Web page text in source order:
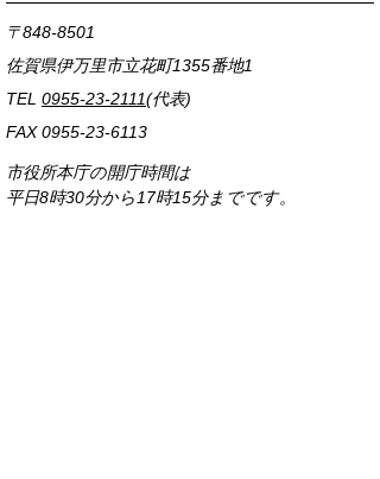
〒848-8501
佐賀県伊万里市立花町1355番地1
TEL 0955-23-2111(代表)
FAX 0955-23-6113
市役所本庁の開庁時間は
平日8時30分から17時15分までです。